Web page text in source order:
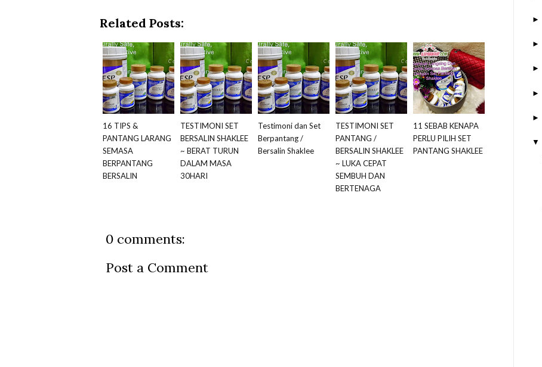
Related Posts:
16 TIPS &
PANTANG LARANG
SEMASA
BERPANTANG
BERSALIN
TESTIMONI SET
BERSALIN SHAKLEE
~ BERAT TURUN
DALAM MASA
30HARI
Testimoni dan Set
Berpantang /
Bersalin Shaklee
TESTIMONI SET
PANTANG /
BERSALIN SHAKLEE
~ LUKA CEPAT
SEMBUH DAN
BERTENAGA
11 SEBAB KENAPA
PERLU PILIH SET
PANTANG SHAKLEE
0 comments:
Post a Comment
►
►
►
►
►
▼